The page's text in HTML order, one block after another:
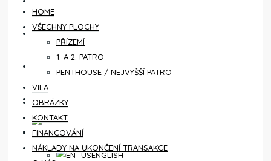
NÁKLADY NA UKONČENÍ TRANSAKCE
PRONÁJEM VILY
ČEŠTINA
ENGLISH
HOME
VŠECHNY PLOCHY
PŘÍZEMÍ
1. A 2. PATRO
PENTHOUSE / NEJVYŠŠÍ PATRO
VILA
OBRÁZKY
KONTAKT
FINANCOVÁNÍ
NÁKLADY NA UKONČENÍ TRANSAKCE